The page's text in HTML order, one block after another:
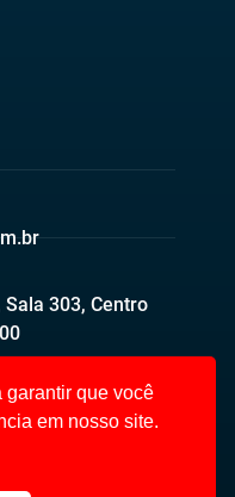
Sala 303, Centro
garantir que você
em nosso site.